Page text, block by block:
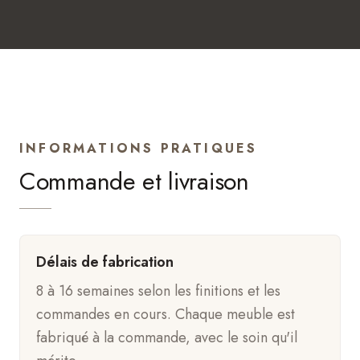
INFORMATIONS PRATIQUES
Commande et livraison
Délais de fabrication
8 à 16 semaines selon les finitions et les
commandes en cours. Chaque meuble est
fabriqué à la commande, avec le soin qu'il